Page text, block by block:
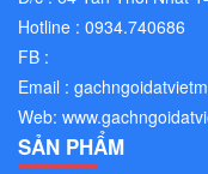
Hotline : 0934.740686
FB :
Email :
Web:
SẢN PHẨM